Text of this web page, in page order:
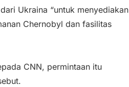
Ukraina “untuk menyediakan
Chernobyl dan fasilitas
CNN, permintaan itu